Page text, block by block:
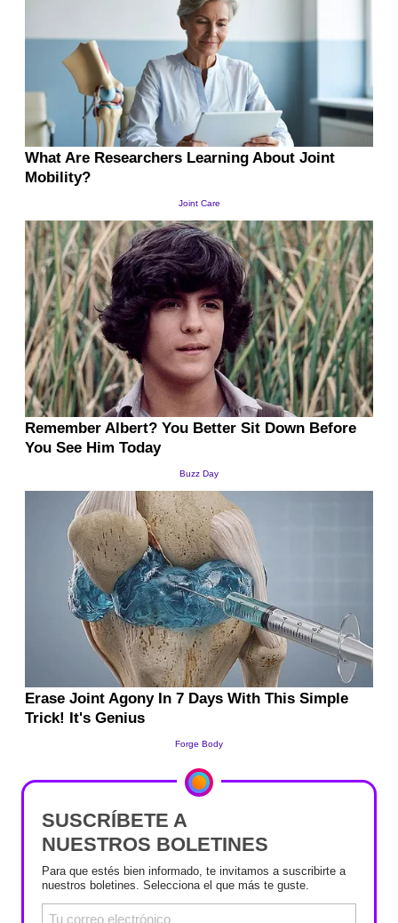
SUSCRÍBETE A
NUESTROS BOLETINES
Para que estés bien informado, te invitamos a suscribirte a
nuestros boletines. Selecciona el que más te guste.